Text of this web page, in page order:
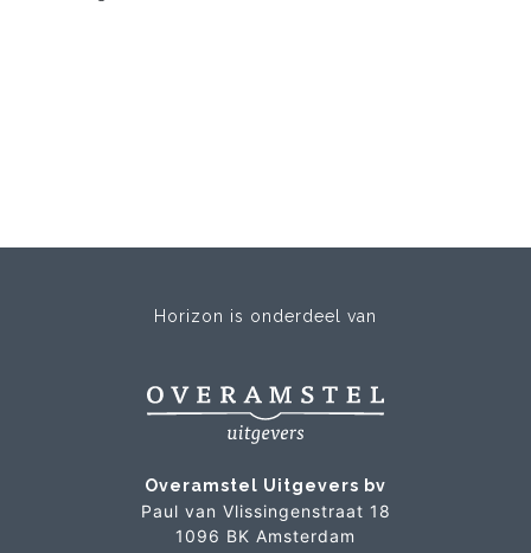
Horizon is onderdeel van
Overamstel Uitgevers bv
Paul van Vlissingenstraat 18
1096 BK Amsterdam